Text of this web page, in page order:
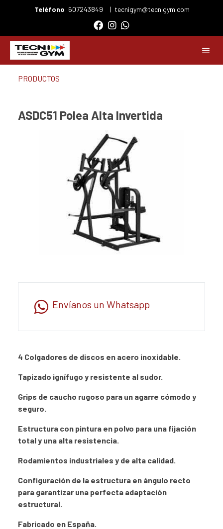
Teléfono 607243849 | tecnigym@tecnigym.com
PRODUCTOS
ASDC51 Polea Alta Invertida
Envíanos un Whatsapp
4 Colgadores de discos en acero inoxidable.
Tapizado ignífugo y resistente al sudor.
Grips de caucho rugoso para un agarre cómodo y
seguro.
Estructura con pintura en polvo para una fijación
total y una alta resistencia.
Rodamientos industriales y de alta calidad.
Configuración de la estructura en ángulo recto
para garantizar una perfecta adaptación
estructural.
Fabricado en España.